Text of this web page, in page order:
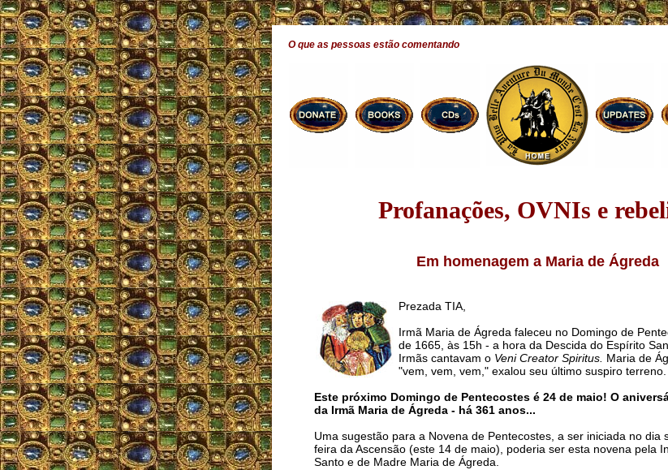
O que as pessoas estão comentando
Profanações, OVNIs e
Em homenagem a Maria de Ágreda
Prezada TIA,
Irmã Maria de Ágreda faleceu no Domingo de
de 1665, às 15h - a hora da Descida do Espírito
Irmãs cantavam o Veni Creator Spiritus. Maria de
"vem, vem, vem," exalou seu último suspiro terreno.
Este próximo Domingo de Pentecostes é 24 de maio! O
da Irmã Maria de Ágreda - há 361 anos...
Uma sugestão para a Novena de Pentecostes, a ser iniciada no dia
feira da Ascensão (este 14 de maio), poderia ser esta novena pela
Santo e de Madre Maria de Ágreda.